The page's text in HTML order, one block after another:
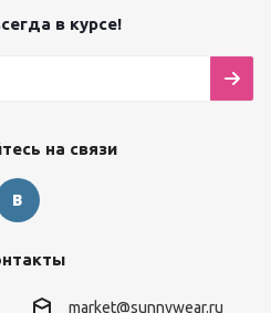
в курсе!
на связи
market@sunnywear.ru